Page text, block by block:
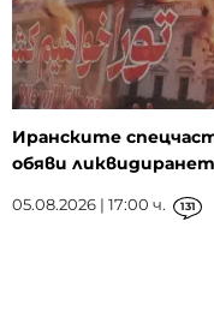
Иранските
обяви
05.08.2026 | 17:00 ч. 131